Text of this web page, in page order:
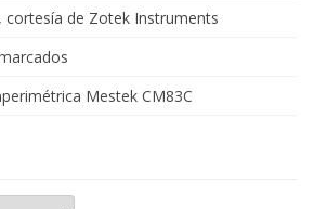
de Zotek Instruments
Mestek CM83C